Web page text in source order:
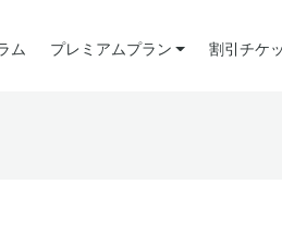
ム プレミアムプラン 割引チケ